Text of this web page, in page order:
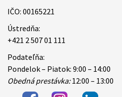
IČO: 00165221
Ústredňa:
+421 2 507 01 111
Podateľňa:
Pondelok – Piatok: 9:00 – 14:00
Obedná prestávka:12:00 – 13:00